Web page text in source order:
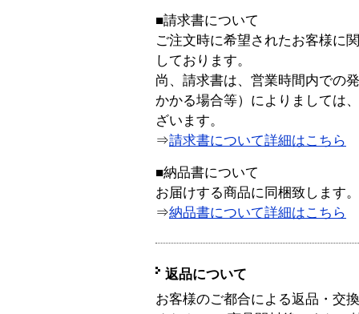
■請求書について
ご注文時に希望されたお客様に
しております。
尚、請求書は、営業時間内での
かかる場合等）によりましては
ざいます。
⇒請求書について詳細はこちら
■納品書について
お届けする商品に同梱致します。
⇒納品書について詳細はこちら
返品について
お客様のご都合による返品・交